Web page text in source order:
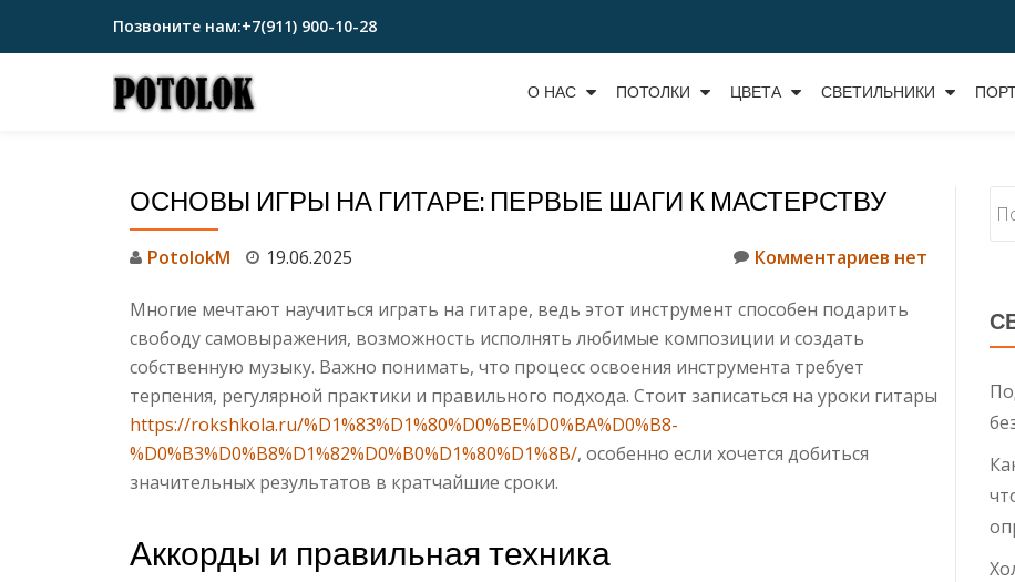
Перейти
Позвоните нам:+7(911) 900-10-28
О НАС ПОТОЛКИ ЦВЕТА СВЕТИЛЬНИКИ
ОСНОВЫ ИГРЫ НА ГИТАРЕ: ПЕРВЫЕ ШАГИ К МАСТЕРСТВУ
PotolokM 19.06.2025 Комментариев нет
Многие мечтают научиться играть на гитаре, ведь этот инструмент способен подарить
свободу самовыражения, возможность исполнять любимые композиции и создать
собственную музыку. Важно понимать, что процесс освоения инструмента требует
терпения, регулярной практики и правильного подхода. Стоит записаться на уроки гитары
https://rokshkola.ru/%D1%83%D1%80%D0%BE%D0%BA%D0%B8-
%D0%B3%D0%B8%D1%82%D0%B0%D1%80%D1%8B/, особенно если хочется добиться
значительных результатов в кратчайшие сроки.
Аккорды и правильная техника